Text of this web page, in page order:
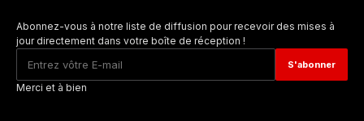
Abonnez-vous à notre liste de diffusion pour recevoir des mises à
jour directement dans votre boîte de réception !
Merci et à bien